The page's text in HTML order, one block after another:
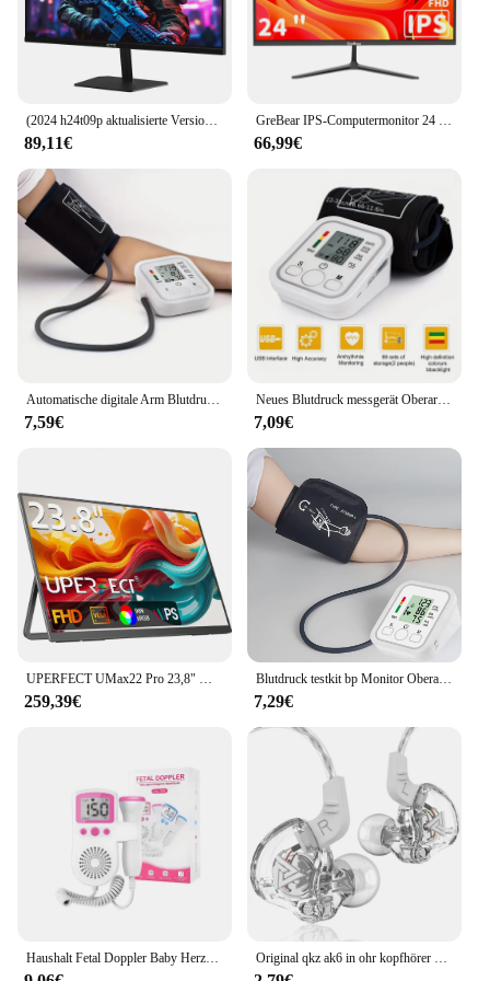
enhance their workspace without compromising on
quality.
89,11€ 66,99€
7,59€
Neues Blutdruck messgerät Oberarm automatisches Tono meter digitales Blutdruck messgerät bp medizinisches Blutdruck messgerät Puls
7,09€
259,39€
Blutdruck testkit bp Monitor Oberarm automatisches Tono meter digitales Blutdruck messgerät Puls medizinisches Gerät
7,29€